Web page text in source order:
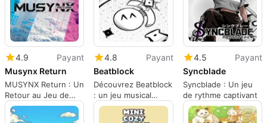
4.9
Payant
Musynx Return
MUSYNX Return : Un
Retour au Jeu de
Rythme
4.8
Payant
Beatblock
Découvrez Beatblock
: un jeu musical
captivant
4.5
Payant
Syncblade
Syncblade : Un jeu
de rythme captivant